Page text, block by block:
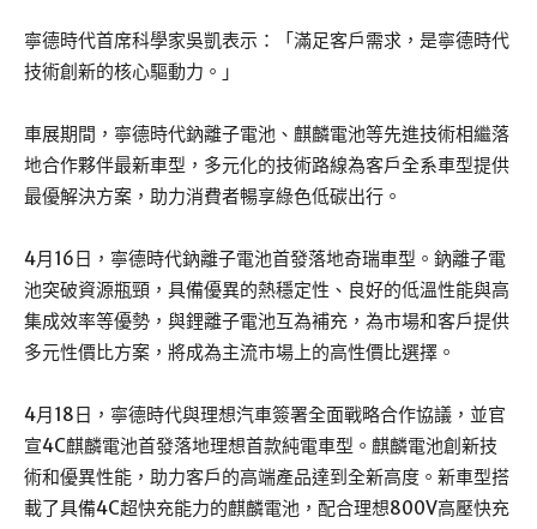
寧德時代首席科學家吳凱表示：「滿足客戶需求，是寧德時代
技術創新的核心驅動力。」
車展期間，寧德時代鈉離子電池、麒麟電池等先進技術相繼落
地合作夥伴最新車型，多元化的技術路線為客戶全系車型提供
最優解決方案，助力消費者暢享綠色低碳出行。
4月16日，寧德時代鈉離子電池首發落地奇瑞車型。鈉離子電
池突破資源瓶頸，具備優異的熱穩定性、良好的低溫性能與高
集成效率等優勢，與鋰離子電池互為補充，為市場和客戶提供
多元性價比方案，將成為主流市場上的高性價比選擇。
4月18日，寧德時代與理想汽車簽署全面戰略合作協議，並官
宣4C麒麟電池首發落地理想首款純電車型。麒麟電池創新技
術和優異性能，助力客戶的高端產品達到全新高度。新車型搭
載了具備4C超快充能力的麒麟電池，配合理想800V高壓快充